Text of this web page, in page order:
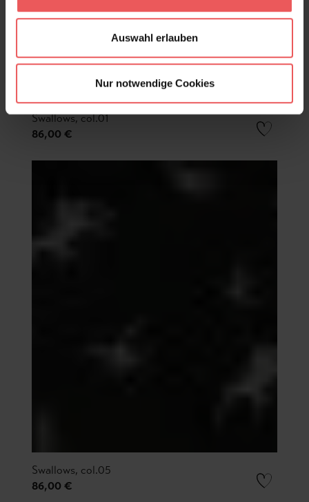
Auswahl erlauben
Nur notwendige Cookies
Swallows, col.01
86,00 €
Swallows, col.05
86,00 €